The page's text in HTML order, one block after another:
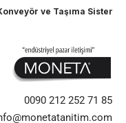
ve Taşıma
0090 212 252 71 85